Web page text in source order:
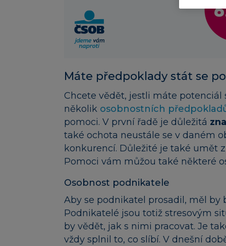
Máte předpoklady stát se
Chcete vědět, jestli máte
několik osobnostních
pomoci. V první řadě je důležitá
také ochota neustále se v daném
konkurencí. Důležité je také umět
Pomoci vám můžou také některé
Osobnost podnikatele
Aby se podnikatel prosadil, měl by
Podnikatelé jsou totiž stresovým
by vědět, jak s nimi pracovat. Je
vždy splnil to, co slíbí. V dnešní